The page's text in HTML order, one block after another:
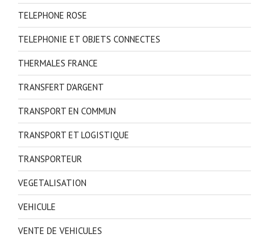
TELEPHONE ROSE
TELEPHONIE ET OBJETS CONNECTES
THERMALES FRANCE
TRANSFERT D'ARGENT
TRANSPORT EN COMMUN
TRANSPORT ET LOGISTIQUE
TRANSPORTEUR
VEGETALISATION
VEHICULE
VENTE DE VEHICULES